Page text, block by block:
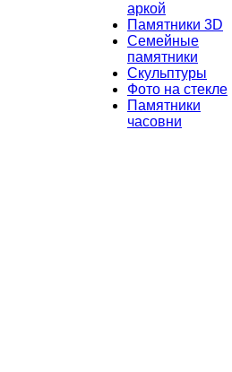
аркой
Памятники 3D
Семейные
памятники
Скульптуры
Фото на стекле
Памятники
часовни